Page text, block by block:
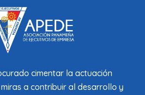
cimentar la actuación
a contribuir al desarrollo y